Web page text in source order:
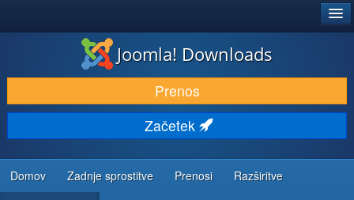
PRENESI IN RAZŠIRI
ODKRIJTE & IZVEJTE
SKUPNOST IN PODPORA
VIRI ZA RAZVIJALCE
Joomla! Downloads
Prenos
Začetek
Domov Zadnje sprostitve Prenosi Razširitve